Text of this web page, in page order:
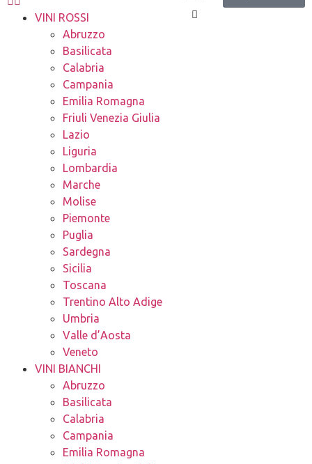
VINI ROSSI
Abruzzo
Basilicata
Calabria
Campania
Emilia Romagna
Friuli Venezia Giulia
Lazio
Liguria
Lombardia
Marche
Molise
Piemonte
Puglia
Sardegna
Sicilia
Toscana
Trentino Alto Adige
Umbria
Valle d’Aosta
Veneto
VINI BIANCHI
Abruzzo
Basilicata
Calabria
Campania
Emilia Romagna